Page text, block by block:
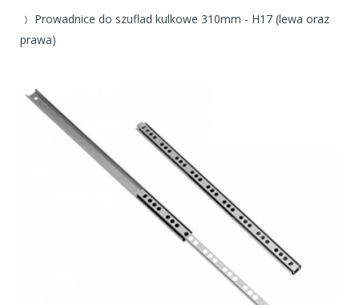
Prowadnice do szuflad kulkowe 310mm - H17 (lewa oraz
prawa)